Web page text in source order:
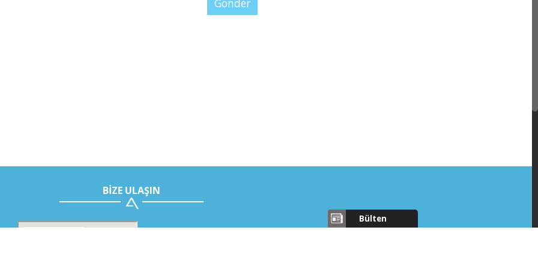
BİZE ULAŞIN
Teknoloji Merkezi
Bülten